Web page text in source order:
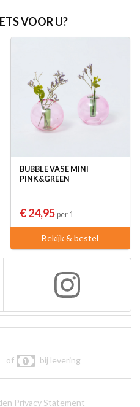
VOOR U?
BUBBLE VASE MINI
PINK&GREEN
€ 24,95 per 1
Bekijk & bestel
of bij levering
Privacy Statement